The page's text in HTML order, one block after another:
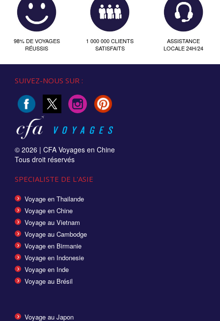
98% DE VOYAGES
RÉUSSIS
1 000 000 CLIENTS
SATISFAITS
ASSISTANCE
LOCALE 24H/24
SUIVEZ-NOUS SUR :
© 2026 | CFA Voyages en Chine
Tous droit réservés
SPECIALISTE DE L'ASIE
Voyage en Thailande
Voyage en Chine
Voyage au Vietnam
Voyage au Cambodge
Voyage en Birmanie
Voyage en Indonesie
Voyage en Inde
Voyage au Brésil
Voyage au Japon